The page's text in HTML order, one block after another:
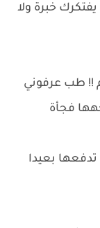
خبرة ولا
!! طب عرفوني
فجأة
بعيدا